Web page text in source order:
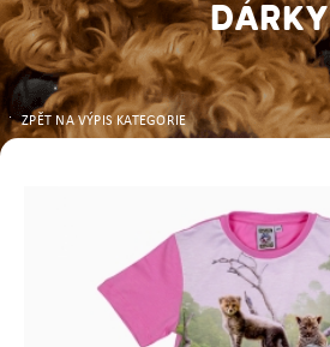
DÁRKY
ZPĚT NA VÝPIS KATEGORIE